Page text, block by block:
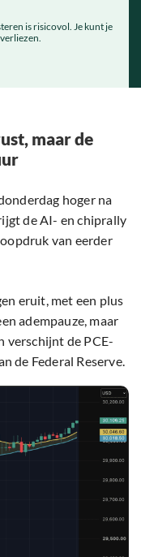
is risicovol. Je kunt je
maar de
hoger na
de AI- en chiprally
van eerder
eruit, met een plus
adempauze, maar
verschijnt de PCE-
de Federal Reserve.